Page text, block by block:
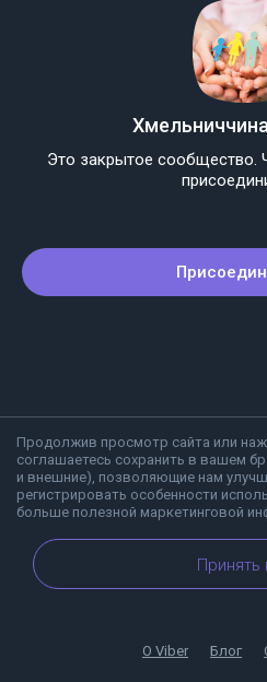
Продолжив просмотр сайта или
соглашаетесь сохранить в вашем
и внешние), позволяющие нам
регистрировать особенности
больше полезной маркетинговой
Принять
Это закрытое сообщество.
О Viber Блог